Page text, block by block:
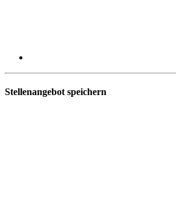
Stellenangebot speichern